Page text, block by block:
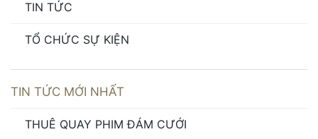
TIN TỨC
TỔ CHỨC SỰ KIỆN
TIN TỨC MỚI NHẤT
THUÊ QUAY PHIM ĐÁM CƯỚI